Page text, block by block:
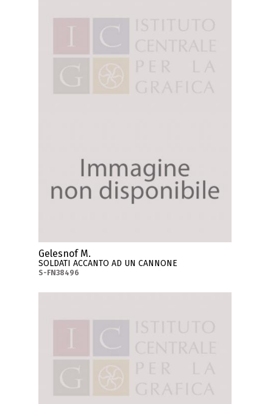
Gelesnof M.
SOLDATI ACCANTO AD UN CANNONE
S-FN38496